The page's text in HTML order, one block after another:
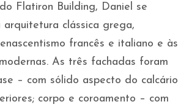
Flatiron Building, Daniel se
arquitetura clássica grega,
francês e italiano e às
As três fachadas foram
– com sólido aspecto do calcário
corpo e coroamento – com